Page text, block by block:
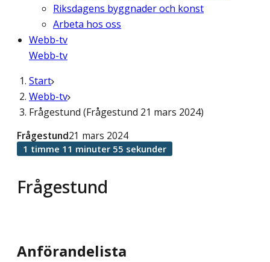
Riksdagens byggnader och konst
Arbeta hos oss
Webb-tv
Webb-tv
Start
Webb-tv
Frågestund (Frågestund 21 mars 2024)
Frågestund
Frågestund21 mars 2024
1 timme 11 minuter 55 sekunder
Anförandelista